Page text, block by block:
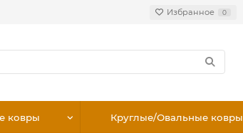
Избранное 0
ковры Круглые/Овальные ковры